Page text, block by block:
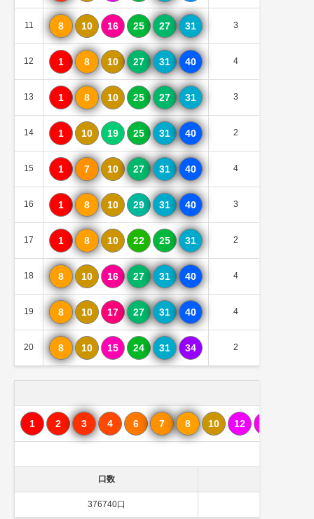
11 8 10 16 25 27 31 3
12 1 8 10 27 31 40 4
13 1 8 10 25 27 31 3
14 1 10 19 25 31 40 2
15 1 7 10 27 31 40 4
16 1 8 10 29 31 40 3
17 1 8 10 22 25 31 2
18 8 10 16 27 31 40 4
19 8 10 17 27 31 40 4
20 8 10 15 24 31 34 2
1 2 3 4 6 7 8 10 12
口数
376740口